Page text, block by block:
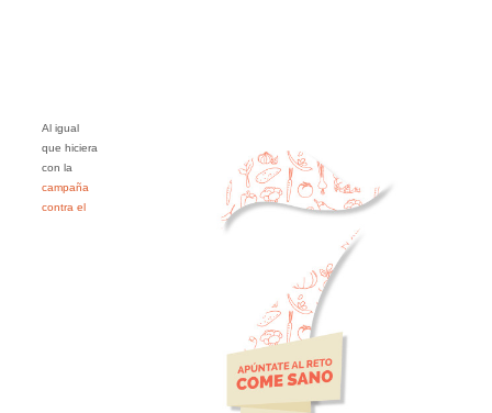
Al igual
que hiciera
con la
campaña
contra el